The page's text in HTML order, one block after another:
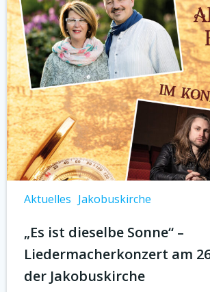
Aktuelles Jakobuskirche
„Es ist dieselbe Sonne“ –
Liedermacherkonzert am
der Jakobuskirche